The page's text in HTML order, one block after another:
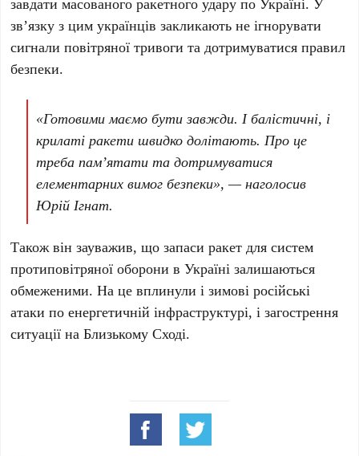
зв’язку з цим українців закликають не ігнорувати
сигнали повітряної тривоги та дотримуватися правил
безпеки.
«Готовими маємо бути завжди. І балістичні, і
крилаті ракети швидко долітають. Про це
треба пам’ятати та дотримуватися
елементарних вимог безпеки», — наголосив
Юрій Ігнат.
Також він зауважив, що запаси ракет для систем
протиповітряної оборони в Україні залишаються
обмеженими. На це вплинули і зимові російські
атаки по енергетичній інфраструктурі, і загострення
ситуації на Близькому Сході.